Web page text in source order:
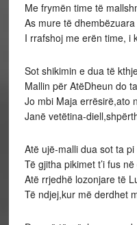
Me frymën time të
As mure të
I rrafshoj me erën time, i
Sot shikimin e dua të
Mallin për AtëDheun do
Jo mbi Maja errësirë,ato
Janë vetëtina-
Atë ujë-malli dua sot ta
Të gjitha pikimet t’i fus
Atë rrjedhë lozonjare të
Të ndjej,kur më derdhet